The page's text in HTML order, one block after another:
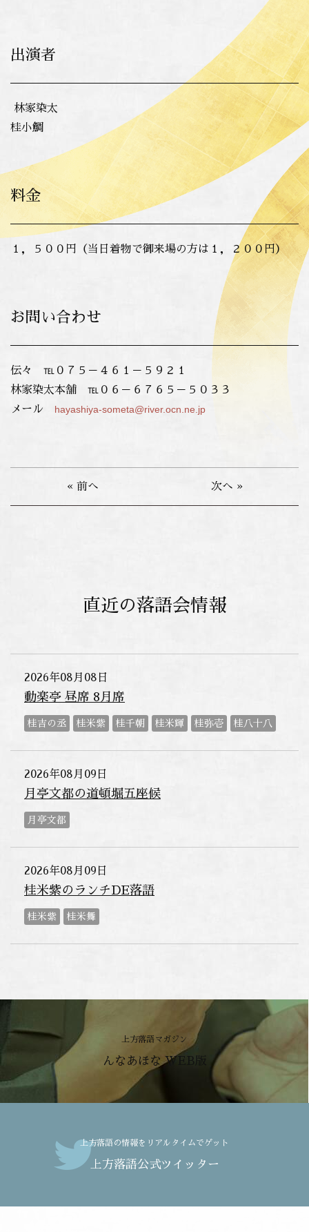
出演者
林家染太
桂小鯛
料金
１，５００円（当日着物で御来場の方は１，２００円）
お問い合わせ
伝々 ℡０７５－４６１－５９２１
林家染太本舗 ℡０６－６７６５－５０３３
メール hayashiya-someta@river.ocn.ne.jp
« 前へ 次へ »
直近の落語会情報
2026年08月08日
動楽亭 昼席 8月席
桂吉の丞 桂米紫 桂千朝 桂米輝 桂弥壱 桂八十八
2026年08月09日
月亭文都の道頓堀五座候
月亭文都
2026年08月09日
桂米紫のランチDE落語
桂米紫 桂米舞
上方落語マガジン
んなあほな WEB版
上方落語の情報をリアルタイムでゲット
上方落語公式ツイッター